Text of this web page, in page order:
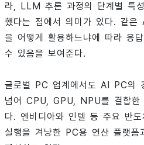
라, LLM 추론 과정의 단계별 특
했다는 점에서 의미가 있다. 같은
을 어떻게 활용하느냐에 따라 응
수 있음을 보여준다.
글로벌 PC 업계에서도 AI PC의
넘어 CPU, GPU, NPU를 결합한
다. 엔비디아와 인텔 등 주요 반
실행을 겨냥한 PC용 연산 플랫